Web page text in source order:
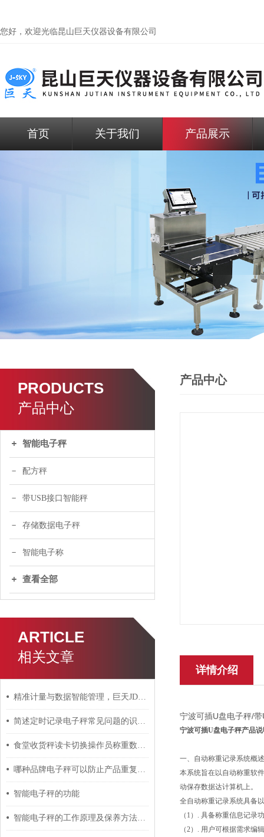
您好，欢迎光临昆山巨天仪器设备有限公司
首页 关于我们 产品展示
PRODUCTS
产品中心
智能电子秤
配方秤
带USB接口智能秤
存储数据电子秤
智能电子称
查看全部
ARTICLE
相关文章
精准计量与数据智能管理，巨天JDT-WN-Q20S智能桌秤
简述定时记录电子秤常见问题的识别与解决方法
食堂收货秤读卡切换操作员称重数据如何连接上传系统
哪种品牌电子秤可以防止产品重复称重提示功能？
智能电子秤的功能
智能电子秤的工作原理及保养方法介绍
产品中心
详情介绍
宁波可插U盘电子秤/
宁波可插U盘电子秤产品
一、自动称重记录系统概
本系统旨在以自动称重软
动保存数据达计算机上。
全自动称重记录系统具备
（1）. 具备称重信息记录
（2）. 用户可根据需求编